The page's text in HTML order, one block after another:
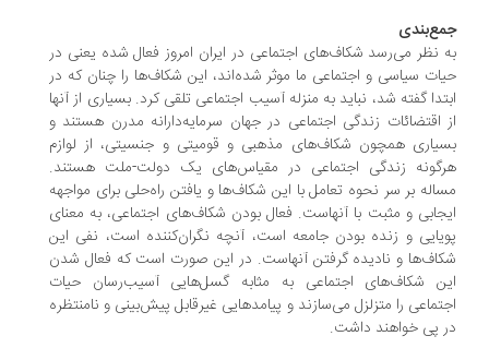
جمع‌بندی
به نظر می‌رسد شکاف‌های اجتماعی در ایران امروز فعال شده یعنی در
حیات سیاسی و اجتماعی ما موثر شده‌اند، این شکاف‌ها را چنان که در
ابتدا گفته شد، نباید به منزله آسیب اجتماعی تلقی کرد. بسیاری از آنها
از اقتضائات زندگی اجتماعی در جهان سرمایه‌دارانه مدرن هستند و
بسیاری همچون شکاف‌های مذهبی و قومیتی و جنسیتی، از لوازم
هرگونه زندگی اجتماعی در مقیاس‌های یک دولت-ملت هستند.
مساله بر سر نحوه تعامل با این شکاف‌ها و یافتن راه‌حلی برای مواجهه
ایجابی و مثبت با آنهاست. فعال بودن شکاف‌های اجتماعی، به معنای
پویایی و زنده بودن جامعه است، آنچه نگران‌کننده است، نفی این
شکاف‌ها و نادیده گرفتن آنهاست. در این صورت است که فعال شدن
این شکاف‌های اجتماعی به مثابه گسل‌هایی آسیب‌رسان حیات
اجتماعی را متزلزل می‌سازند و پیامدهایی غیرقابل پیش‌بینی و نامنتظره
در پی خواهند داشت.